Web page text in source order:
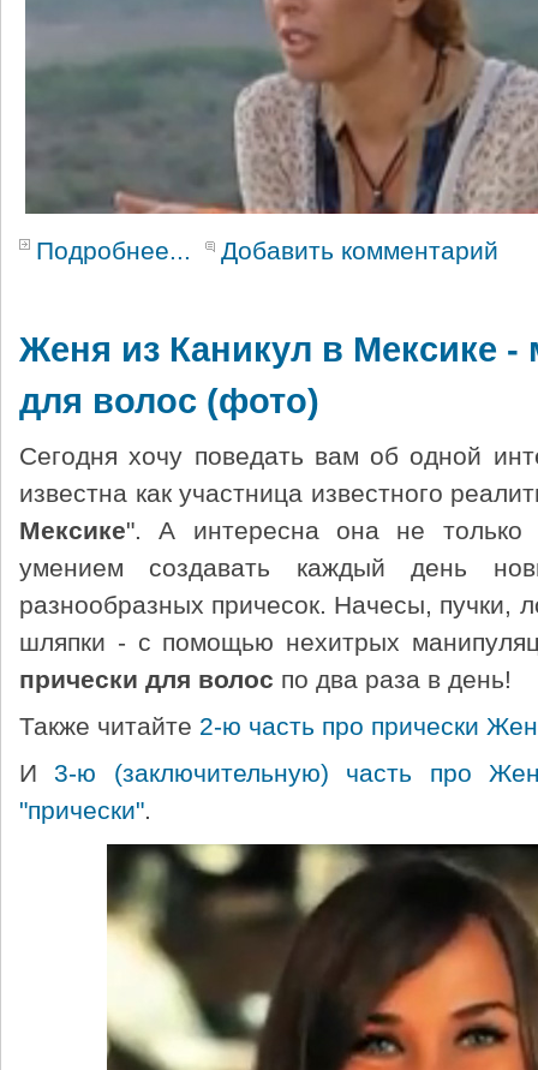
Подробнее... Добавить комментарий
Женя из Каникул в Мексике
для волос (фото)
Сегодня хочу поведать вам об одной
известна как участница известного
Мексике". А интересна она не
умением создавать каждый день
разнообразных причесок. Начесы, пучки,
шляпки - с помощью нехитрых
прически для волос по два раза в день!
Также читайте 2-ю часть про прически
И3-ю (заключительную) часть про
"прически".